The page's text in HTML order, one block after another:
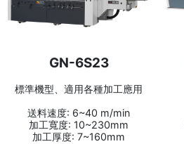
GN-6S23
標準機型、適用各種加工應用
送料速度: 6~40 m/min
加工寬度: 10~230mm
加工厚度: 7~160mm